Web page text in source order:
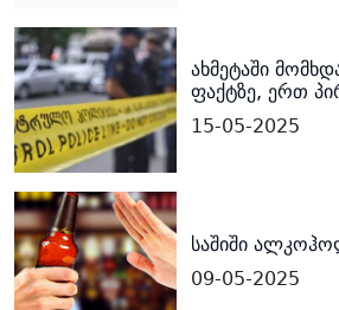
ახმეტაში
ფაქტზე, ერთ
15-05-2025
საშიში
09-05-2025